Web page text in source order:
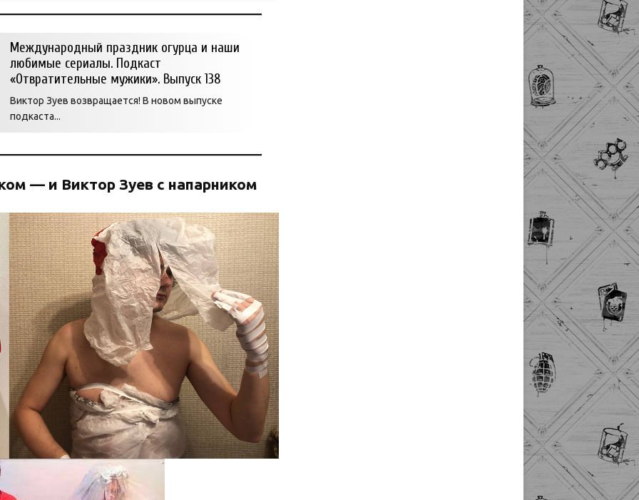
Международный праздник огурца и наши
любимые сериалы. Подкаст
«Отвратительные мужики». Выпуск 138
Виктор Зуев возвращается! В новом выпуске
подкаста...
— и Виктор Зуев с напарником